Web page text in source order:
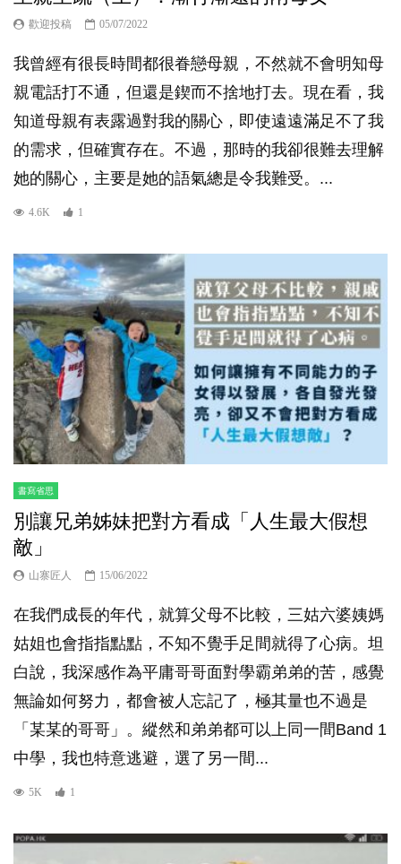
歡迎投稿 05/07/2022
我曾經有很長時間都很眷戀母親，不然就不會明知母
親電話打不通，但還是鍥而不捨地打去。現在看，我
知道母親有表露過對我的關心，即使遠遠滿足不了我
的需求，但確實存在。不過，那時的我卻很難去理解
她的關心，主要是她的語氣總是令我難受。...
4.6K 1
書寫省思
別讓兄弟姊妹把對方看成「人生最大假想
敵」
山寨匠人 15/06/2022
在我們成長的年代，就算父母不比較，三姑六婆姨媽
姑姐也會指指點點，不知不覺手足間就得了心病。坦
白說，我深感作為平庸哥哥面對學霸弟弟的苦，感覺
無論如何努力，都會被人忘記了，極其量也不過是
「某某的哥哥」。縱然和弟弟都可以上同一間Band 1
中學，我也特意逃避，選了另一間...
5K 1